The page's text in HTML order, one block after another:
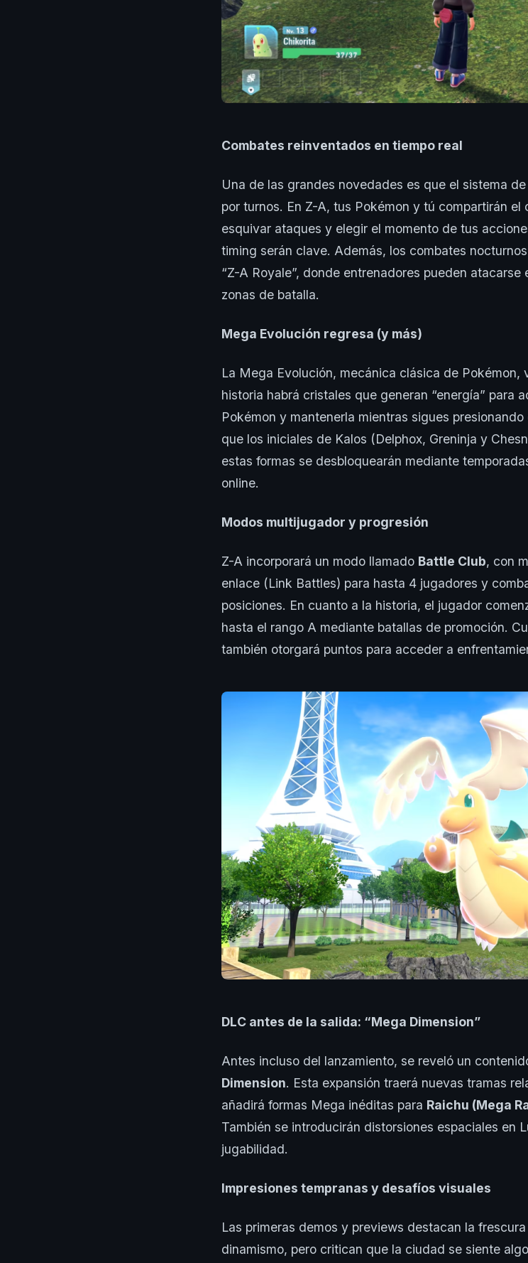
Combates reinventados en tiempo real
Una de las grandes novedades es que el sistema
por turnos. En Z-A, tus Pokémon y tú compartirán
esquivar ataques y elegir el momento de tus
timing serán clave. Además, los combates
“Z-A Royale”, donde entrenadores pueden
zonas de batalla.
Mega Evolución regresa (y más)
La Mega Evolución, mecánica clásica de Pokémon,
historia habrá cristales que generan “energía” para
Pokémon y mantenerla mientras sigues
que los iniciales de Kalos (Delphox, Greninja y
estas formas se desbloquearán mediante
online.
Modos multijugador y progresión
Z-A incorporará un modo llamado Battle Club, con
enlace (Link Battles) para hasta 4 jugadores y
posiciones. En cuanto a la historia, el jugador
hasta el rango A mediante batallas de promoción.
también otorgará puntos para acceder a
DLC antes de la salida: “Mega Dimension”
Antes incluso del lanzamiento, se reveló un
Dimension. Esta expansión traerá nuevas tramas
añadirá formas Mega inéditas para Raichu (Mega
También se introducirán distorsiones espaciales en
jugabilidad.
Impresiones tempranas y desafíos visuales
Las primeras demos y previews destacan la
dinamismo, pero critican que la ciudad se siente